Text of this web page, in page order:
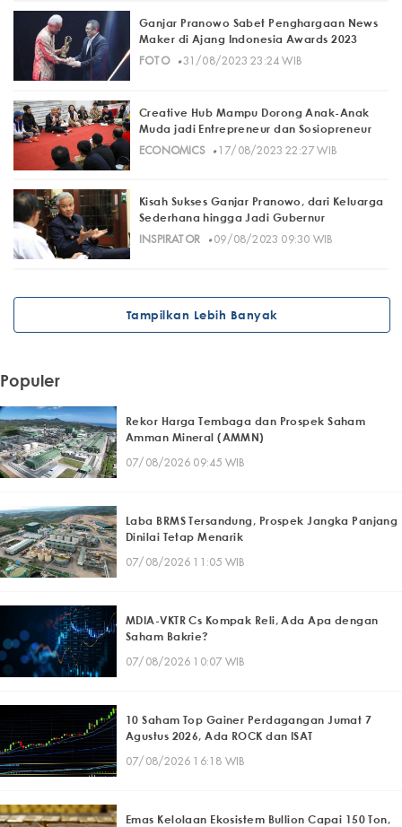
Ganjar Pranowo Sabet Penghargaan News
Maker di Ajang Indonesia Awards 2023
FOTO· 31/08/2023 23:24 WIB
Creative Hub Mampu Dorong Anak-Anak
Muda jadi Entrepreneur dan Sosiopreneur
ECONOMICS· 17/08/2023 22:27 WIB
Kisah Sukses Ganjar Pranowo, dari Keluarga
Sederhana hingga Jadi Gubernur
INSPIRATOR
· 09/08/2023 09:30 WIB
Tampilkan Lebih Banyak
Populer
Rekor Harga Tembaga dan Prospek Saham
Amman Mineral (AMMN)
07/08/2026 09:45 WIB
Laba BRMS Tersandung, Prospek Jangka Panjang
Dinilai Tetap Menarik
07/08/2026 11:05 WIB
MDIA-VKTR Cs Kompak Reli, Ada Apa dengan
Saham Bakrie?
07/08/2026 10:07 WIB
10 Saham Top Gainer Perdagangan Jumat 7
Agustus 2026, Ada ROCK dan ISAT
07/08/2026 16:18 WIB
Emas Kelolaan Ekosistem Bullion Capai 150 Ton,